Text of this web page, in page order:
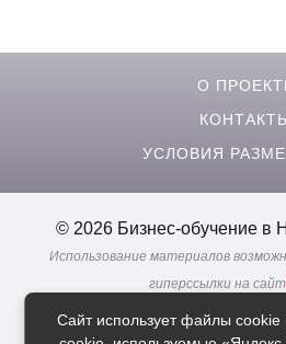
О
УСЛОВИЯ
© 2026 Бизнес-обучение в
Использование материалов
гиперссылки на сайт
Политика в отношении
Сайт использует файлы